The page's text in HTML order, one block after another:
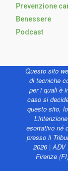
Prevenzione
Benessere
Podcast
Questo sito
di tecniche
per i quali è
caso si
questo sito,
esortativo né
presso il
2026 |
Firenze